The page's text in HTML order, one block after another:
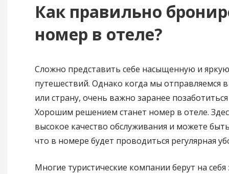
Как правильно
номер в отеле?
Сложно представить себе насыщенную и
путешествий. Однако когда мы отправляемся
или страну, очень важно заранее
Хорошим решением станет номер в отеле.
высокое качество обслуживания и можете
что в номере будет проводиться регулярная
Многие туристические компании берут на себя